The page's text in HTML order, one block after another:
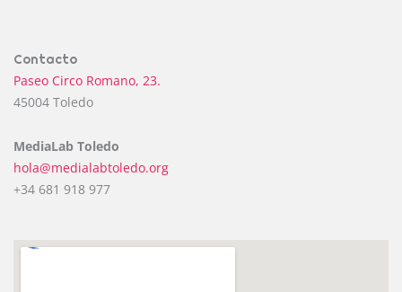
Contacto
Paseo Circo Romano, 23.
45004 Toledo
MediaLab Toledo
hola@medialabtoledo.org
+34 681 918 977